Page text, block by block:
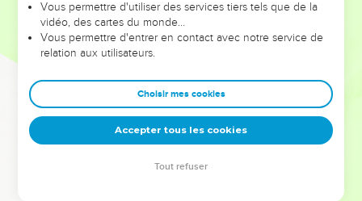
et les saisons difficiles qu'ils ont traversés, alors même que ce
sont elles qui les ont façonnés.
Dans cette conférence, leaders, entrepreneurs, et responsables
clés pour avancer avec plus de sagesse afin que leurs erreurs
deviennent vos tremplins. Que vous guidiez un ministère, une
équipe, un groupe ou une famille, leur expérience est faite
pour vous.
Vous permettre d'utiliser des services tiers tels que de la
vidéo, des cartes du monde…
Vous permettre d'entrer en contact avec notre service de
relation aux utilisateurs.
Choisir mes cookies
Accepter tous les cookies
Tout refuser